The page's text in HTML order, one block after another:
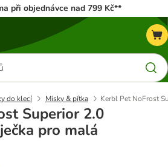
při objednávce nad 799 Kč**
do klecí Misky & pítka Kerbl Pet NoFrost
Superior 2.0
pro malá